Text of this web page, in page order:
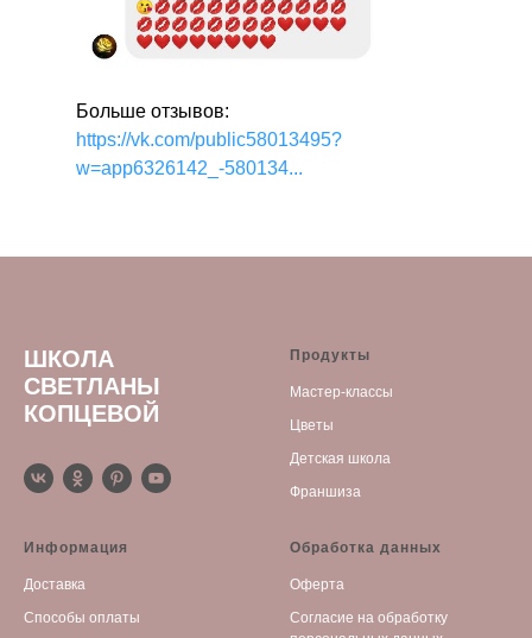
Больше отзывов:
https://vk.com/public58013495?
w=app6326142_-580134...
ШКОЛА
СВЕТЛАНЫ
КОПЦЕВОЙ
Продукты
Мастер-классы
Цветы
Детская школа
Франшиза
Информация
Доставка
Способы оплаты
Обработка данных
Оферта
Согласие на обработку